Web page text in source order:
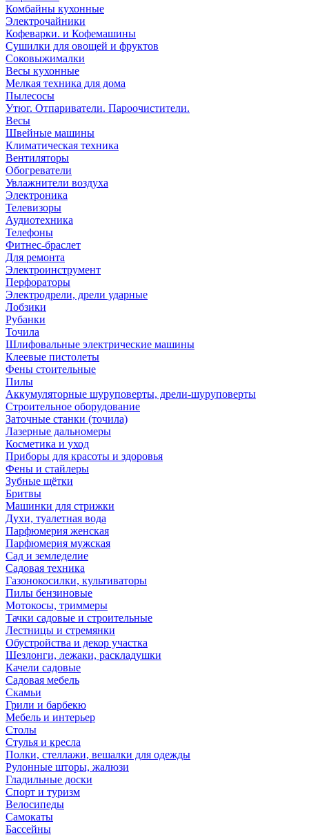
Комбайны кухонные
Электрочайники
Кофеварки. и Кофемашины
Сушилки для овощей и фруктов
Соковыжималки
Весы кухонные
Мелкая техника для дома
Пылесосы
Утюг. Отпариватели. Пароочистители.
Весы
Швейные машины
Климатическая техника
Вентиляторы
Обогреватели
Увлажнители воздуха
Электроника
Телевизоры
Аудиотехника
Телефоны
Фитнес-браслет
Для ремонта
Электроинструмент
Перфораторы
Электродрели, дрели ударные
Лобзики
Рубанки
Точила
Шлифовальные электрические машины
Клеевые пистолеты
Фены стоительные
Пилы
Аккумуляторные шуруповерты, дрели-шуруповерты
Строительное оборудование
Заточные станки (точила)
Лазерные дальномеры
Косметика и уход
Приборы для красоты и здоровья
Фены и стайлеры
Зубные щётки
Бритвы
Машинки для стрижки
Духи, туалетная вода
Парфюмерия женская
Парфюмерия мужская
Сад и земледелие
Садовая техника
Газонокосилки, культиваторы
Пилы бензиновые
Мотокосы, триммеры
Тачки садовые и строительные
Лестницы и стремянки
Обустройства и декор участка
Шезлонги, лежаки, раскладушки
Качели садовые
Садовая мебель
Скамьи
Грили и барбекю
Мебель и интерьер
Столы
Стулья и кресла
Полки, стеллажи, вешалки для одежды
Рулонные шторы, жалюзи
Гладильные доски
Спорт и туризм
Велосипеды
Самокаты
Бассейны